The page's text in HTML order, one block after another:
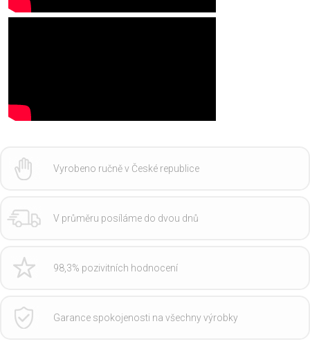
Vyrobeno ručně v České republice
V průměru posíláme do dvou dnů
98,3% pozivitních hodnocení
Garance spokojenosti na všechny výrobky